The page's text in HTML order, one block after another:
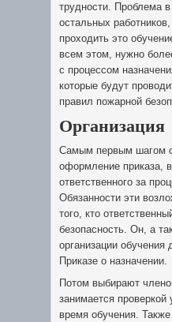
трудности. Проблема
остальных
проходить это
всем этом, нужно
с процессом
которые будут
правил пожарной
Организация
Самым первым шагом
оформление приказа,
ответственного за
Обязанности эти
того, кто
безопасность. Он, а
организации
Приказе о назначении.
Потом выбирают
занимается проверкой
время обучения.